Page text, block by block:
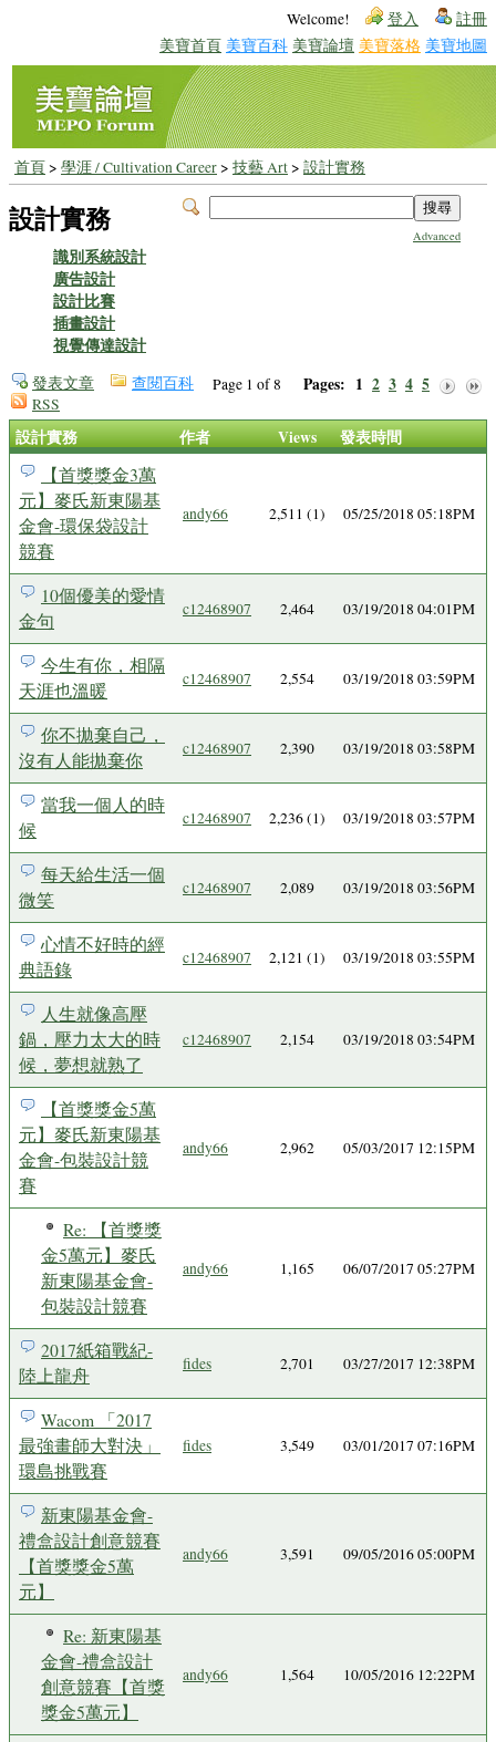
Welcome! 登入 註冊
美寶首頁 美寶百科 美寶論壇 美寶落格 美寶地圖
首頁> 學涯 / Cultivation Career> 技藝 Art> 設計實務
Advanced
設計實務
識別系統設計
廣告設計
設計比賽
插畫設計
視覺傳達設計
Page 1 of 8 Pages: 1 2 3 4 5
發表文章
查閱百科
RSS
設計實務 作者 Views 發表時間
【首獎獎金3萬
元】麥氏新東陽基
金會-環保袋設計
競賽
andy66 2,511 (1) 05/25/2018 05:18PM
10個優美的愛情
金句
c12468907 2,464 03/19/2018 04:01PM
今生有你，相隔
天涯也溫暖
c12468907 2,554 03/19/2018 03:59PM
你不拋棄自己，
沒有人能拋棄你
c12468907 2,390 03/19/2018 03:58PM
當我一個人的時
候
c12468907 2,236 (1) 03/19/2018 03:57PM
每天給生活一個
微笑
c12468907 2,089 03/19/2018 03:56PM
心情不好時的經
典語錄
c12468907 2,121 (1) 03/19/2018 03:55PM
人生就像高壓
鍋，壓力太大的時
候，夢想就熟了
c12468907 2,154 03/19/2018 03:54PM
【首獎獎金5萬
元】麥氏新東陽基
金會-包裝設計競
賽
andy66 2,962 05/03/2017 12:15PM
Re: 【首獎獎
金5萬元】麥氏
新東陽基金會-
包裝設計競賽
andy66 1,165 06/07/2017 05:27PM
2017紙箱戰紀-
陸上龍舟
fides 2,701 03/27/2017 12:38PM
Wacom 「2017
最強畫師大對決」
環島挑戰賽
fides 3,549 03/01/2017 07:16PM
新東陽基金會-
禮盒設計創意競賽
【首獎獎金5萬
元】
andy66 3,591 09/05/2016 05:00PM
Re: 新東陽基
金會-禮盒設計
創意競賽【首獎
獎金5萬元】
andy66 1,564 10/05/2016 12:22PM